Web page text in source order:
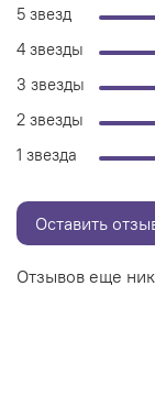
Отзывов еще
5 звезд
4 звезды
3 звезды
2 звезды
1 звезда
Оставить